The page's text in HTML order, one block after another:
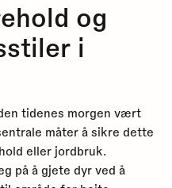
og
i
tidenes morgen vært
måter å sikre dette
eller jordbruk.
på å gjete dyr ved å